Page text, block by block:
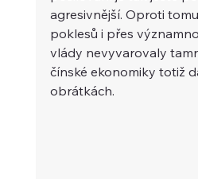
agresivnější. Oproti
poklesů i přes
vlády nevyvarovaly
čínské ekonomiky totiž
obrátkách.